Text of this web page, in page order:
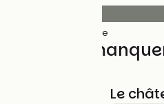
(100%) Lisse
À ne pas
Le